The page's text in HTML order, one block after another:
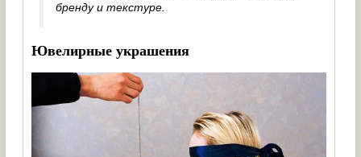
бренду и текстуре.
Ювелирные украшения